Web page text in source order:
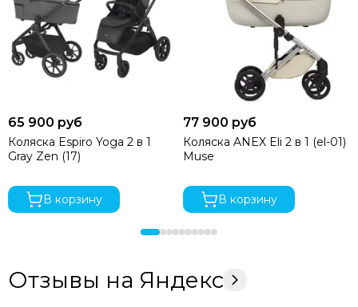
65 900 руб
Коляска Espiro Yoga 2 в 1
Gray Zen (17)
В корзину
77 900 руб
Коляска ANEX Eli 2 в 1 (el-01)
Muse
В корзину
Отзывы на Яндекс